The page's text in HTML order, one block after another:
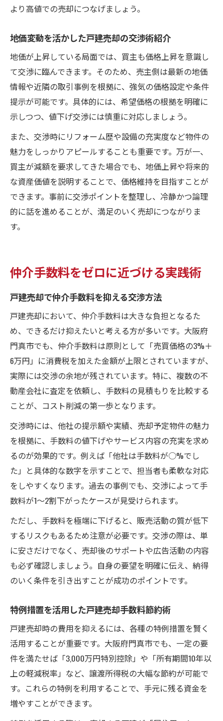
より高値での売却につなげましょう。
地価変動を活かした戸建売却の交渉術紹介
地価が上昇している局面では、買主も価格上昇を意識し
て交渉に臨んできます。そのため、売主側は最新の地価
情報や近隣の取引事例を根拠に、強気の価格設定や条件
提示が可能です。具体的には、希望価格の根拠を明確に
示しつつ、値下げ交渉には慎重に対応しましょう。
また、交渉時にリフォーム歴や設備の充実度など物件の
魅力をしっかりアピールすることも重要です。万が一、
買主が減額を要求してきた場合でも、地価上昇や将来的
な資産価値を説明することで、価格維持を目指すことが
できます。事前に交渉ポイントを整理し、冷静かつ論理
的に話を進めることが、満足のいく売却につながりま
す。
仲介手数料をゼロに近づける実践術
戸建売却で仲介手数料を抑える交渉方法
戸建売却において、仲介手数料は大きな負担となるた
め、できるだけ抑えたいと考える方が多いです。大阪府
門真市でも、仲介手数料は原則として「売買価格の3%＋
6万円」に消費税を加えた金額が上限とされていますが、
実際には交渉の余地が残されています。特に、複数の不
動産会社に査定を依頼し、手数料の見積もりを比較する
ことが、コスト削減の第一歩となります。
交渉時には、他社の提示額や実績、売却予定物件の魅力
を根拠に、手数料の値下げやサービス内容の充実を求め
るのが効果的です。例えば「他社は手数料が○%でし
た」と具体的な数字を示すことで、担当者も柔軟な対応
をしやすくなります。過去の事例でも、交渉によって手
数料が1～2割下がったケースが見受けられます。
ただし、手数料を極端に下げると、販売活動の質が低下
するリスクもあるため注意が必要です。交渉の際は、単
に安さだけでなく、売却後のサポートや広告活動の内容
も必ず確認しましょう。自身の要望を明確に伝え、納得
のいく条件を引き出すことが成功のポイントです。
特例措置を活用した戸建売却手数料節約術
戸建売却時の費用を抑えるには、各種の特例措置を賢く
活用することが重要です。大阪府門真市でも、一定の要
件を満たせば「3,000万円特別控除」や「所有期間10年以
上の軽減税率」など、譲渡所得税の大幅な節約が可能で
す。これらの特例を利用することで、手元に残る資金を
増やすことができます。